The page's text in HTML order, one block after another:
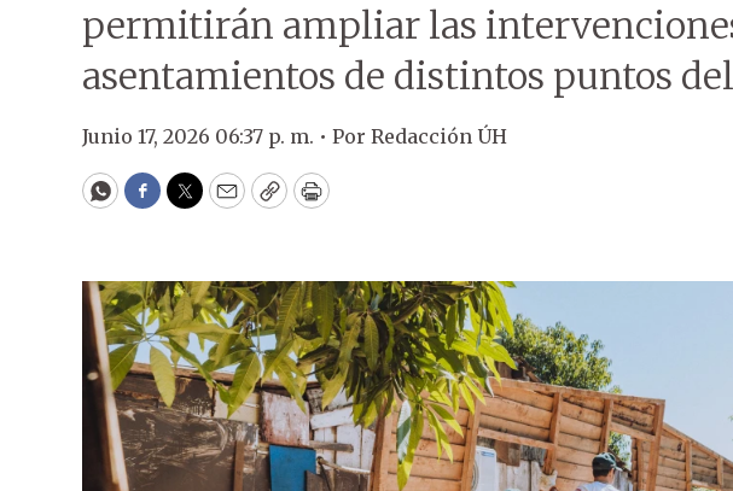
permitirán ampliar las
asentamientos de distintos puntos
Junio 17, 2026 06:37 p. m. • Por Redacción ÚH
WhatsApp
Facebook
Twitter
EmailCopyPrint